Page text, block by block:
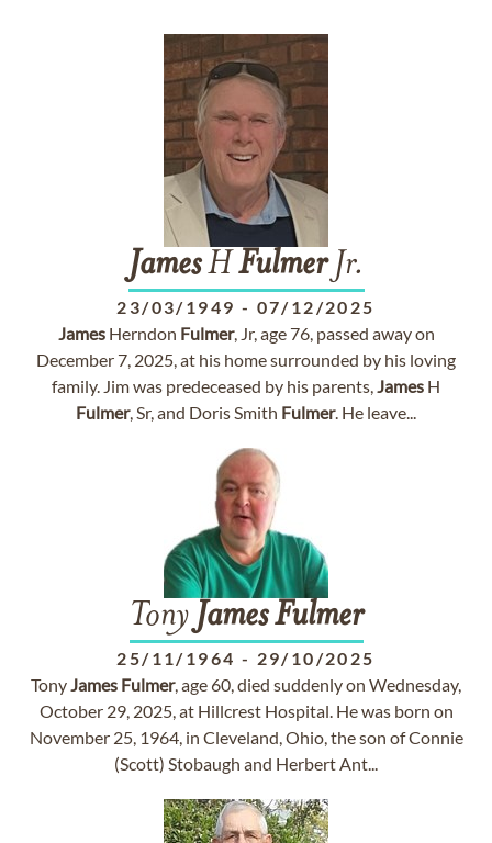
JamesH FulmerJr.
23/03/1949 - 07/12/2025
JamesHerndon Fulmer, Jr, age 76, passed away on
December 7, 2025, at his home surrounded by his loving
family. Jim was predeceased by his parents,James H
Fulmer, Sr, and Doris Smith Fulmer. He leave...
Tony James Fulmer
25/11/1964 - 29/10/2025
TonyJames Fulmer, age 60, died suddenly on Wednesday,
October 29, 2025, at Hillcrest Hospital. He was born on
November 25, 1964, in Cleveland, Ohio, the son of Connie
(Scott) Stobaugh and Herbert Ant...